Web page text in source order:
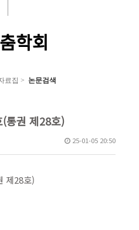
학회
료집 > 논문검색
통권 제28호)
25-01-05 20:50
제28호)